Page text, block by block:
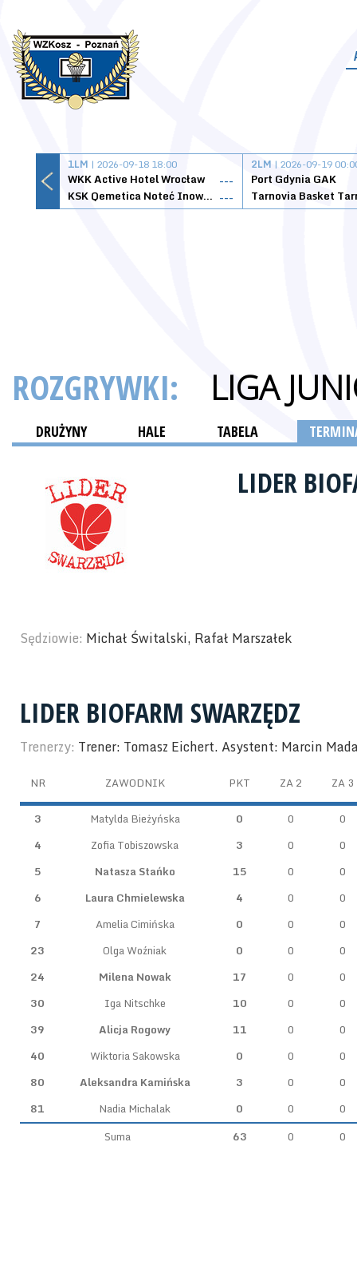
1LM | 2026-09-18 18:00
WKK Active Hotel Wrocław
---
KSK Qemetica Noteć Inowrocław ---
2LM | 2026-09-19
Port Gdynia GAK
ROZGRYWKI: LIGA
DRUŻYNY HALE TABELA
LIDER
Sędziowie: Michał Świtalski, Rafał Marszałek
LIDER BIOFARM SWARZĘDZ
Trenerzy: Trener: Tomasz Eichert. Asystent: Marcin
NR ZAWODNIK PKT ZA 2 ZA 3
3 Matylda Bieżyńska 0 0
0
4
Zofia Tobiszowska 3 0
0
5
Natasza Stańko 15 0
0
6
Laura Chmielewska 4 0
0
7
Amelia Cimińska 0 0
0
23
Olga Woźniak 0 0
0
24
Milena Nowak 17 0
0
30
Iga Nitschke 10 0
0
39
Alicja Rogowy 11 0
0
40
Wiktoria Sakowska 0 0
0
80
Aleksandra Kamińska 3 0
0
81
Nadia Michalak 0 0
0
Suma
63 0 0